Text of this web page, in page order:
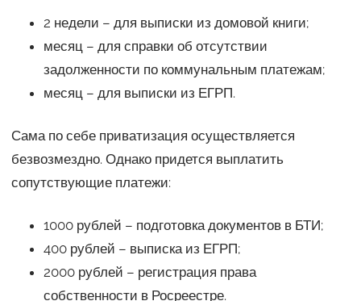
2 недели – для выписки из домовой книги;
месяц – для справки об отсутствии
задолженности по коммунальным платежам;
месяц – для выписки из ЕГРП.
Сама по себе приватизация осуществляется
безвозмездно. Однако придется выплатить
сопутствующие платежи:
1000 рублей – подготовка документов в БТИ;
400 рублей – выписка из ЕГРП;
2000 рублей – регистрация права
собственности в Росреестре.